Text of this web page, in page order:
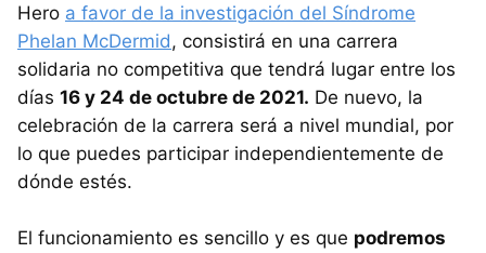
Hero a favor de la investigación del Síndrome
Phelan McDermid, consistirá en una carrera
solidaria no competitiva que tendrá lugar entre los
días 16 y 24 de octubre de 2021. De nuevo, la
celebración de la carrera será a nivel mundial, por
lo que puedes participar independientemente de
dónde estés.
El funcionamiento es sencillo y es que podremos